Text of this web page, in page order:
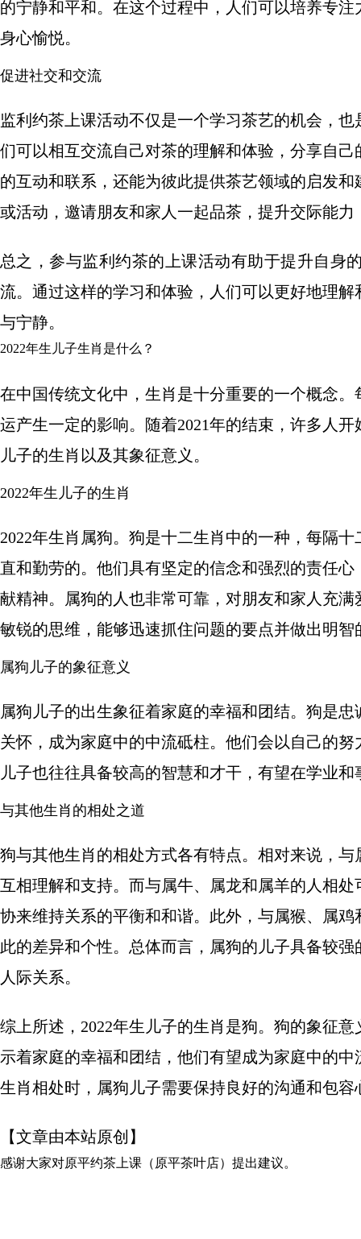
的宁静和平和。在这个过程中，人们可以培养专
身心愉悦。
促进社交和交流
监利约茶上课活动不仅是一个学习茶艺的机会，
们可以相互交流自己对茶的理解和体验，分享自
的互动和联系，还能为彼此提供茶艺领域的启发
或活动，邀请朋友和家人一起品茶，提升交际能
总之，参与监利约茶的上课活动有助于提升自身
流。通过这样的学习和体验，人们可以更好地理
与宁静。
2022年生儿子生肖是什么？
在中国传统文化中，生肖是十分重要的一个概念
运产生一定的影响。随着2021年的结束，许多人
儿子的生肖以及其象征意义。
2022年生儿子的生肖
2022年生肖属狗。狗是十二生肖中的一种，每隔
直和勤劳的。他们具有坚定的信念和强烈的责任
献精神。属狗的人也非常可靠，对朋友和家人充
敏锐的思维，能够迅速抓住问题的要点并做出明智
属狗儿子的象征意义
属狗儿子的出生象征着家庭的幸福和团结。狗是
关怀，成为家庭中的中流砥柱。他们会以自己的
儿子也往往具备较高的智慧和才干，有望在学业
与其他生肖的相处之道
狗与其他生肖的相处方式各有特点。相对来说，
互相理解和支持。而与属牛、属龙和属羊的人相
协来维持关系的平衡和和谐。此外，与属猴、属
此的差异和个性。总体而言，属狗的儿子具备较
人际关系。
综上所述，2022年生儿子的生肖是狗。狗的象征
示着家庭的幸福和团结，他们有望成为家庭中的
生肖相处时，属狗儿子需要保持良好的沟通和包
【文章由本站原创】
感谢大家对原平约茶上课（原平茶叶店） 提出建议。